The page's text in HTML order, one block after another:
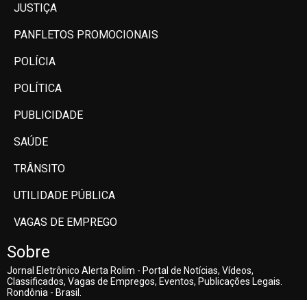
JUSTIÇA
PANFLETOS PROMOCIONAIS
POLÍCIA
POLÍTICA
PUBLICIDADE
SAÚDE
TRÂNSITO
UTILIDADE PÚBLICA
VAGAS DE EMPREGO
Sobre
Jornal Eletrônico Alerta Rolim - Portal de Notícias, Vídeos,
Classificados, Vagas de Empregos, Eventos, Publicações Legais.
Rondônia - Brasil.